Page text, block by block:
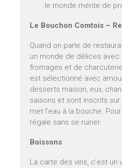
le monde mérite de
Le Bouchon Comtois –
Quand on parle de
un monde de délices avec
fromages et de
est sélectionné avec
desserts maison, eux,
saisons et sont inscrits
met l’eau à la bouche.
régale sans se ruiner.
Boissons
La carte des vins, c’est un